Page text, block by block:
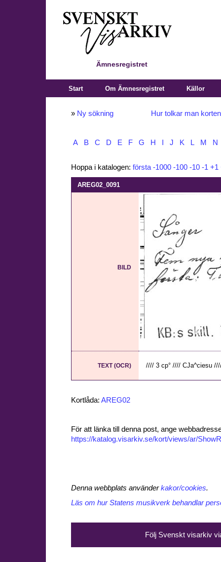
Ämnesregistret
Start Om Ämnesregistret Källor
» Ny sökning Hur tolkar man
A B C D E F G H J K L M N
Hoppa i katalogen: första -1000 -100 -10 -1 +1
AREG02_0091
BILD
TEXT (OCR) //// 3 cp° //// CJa^ciesu
Kortlåda: AREG02
För att länka till denna post, ange
https://katalog.visarkiv.se/kort/views/ar/
Denna webbplats använderkakor/cookies.
Läs om hur Statens musikverk behandlar
Följ Svenskt visarkiv